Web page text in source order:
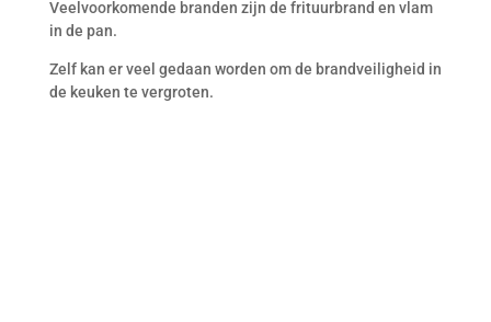
Veelvoorkomende branden zijn de frituurbrand en vlam
in de pan.
Zelf kan er veel gedaan worden om de brandveiligheid in
de keuken te vergroten.